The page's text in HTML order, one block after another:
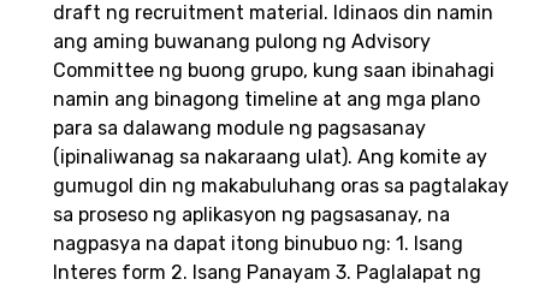
draft ng recruitment material. Idinaos din namin
ang aming buwanang pulong ng Advisory
Committee ng buong grupo, kung saan ibinahagi
namin ang binagong timeline at ang mga plano
para sa dalawang module ng pagsasanay
(ipinaliwanag sa nakaraang ulat). Ang komite ay
gumugol din ng makabuluhang oras sa pagtalakay
sa proseso ng aplikasyon ng pagsasanay, na
nagpasya na dapat itong binubuo ng: 1. Isang
Interes form 2. Isang Panayam 3. Paglalapat ng